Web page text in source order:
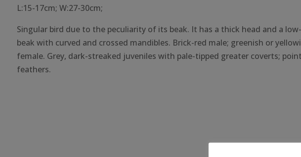
L:15-17cm; W:27-30cm;
Singular bird due to the peculiarity of its beak. It has a thick head and a
beak with curved and crossed mandibles. Brick-red male; greenish or
female. Grey, dark-streaked juveniles with pale-tipped greater coverts;
feathers.